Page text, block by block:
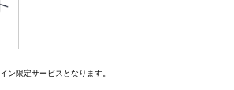
ン限定サービスとなります。